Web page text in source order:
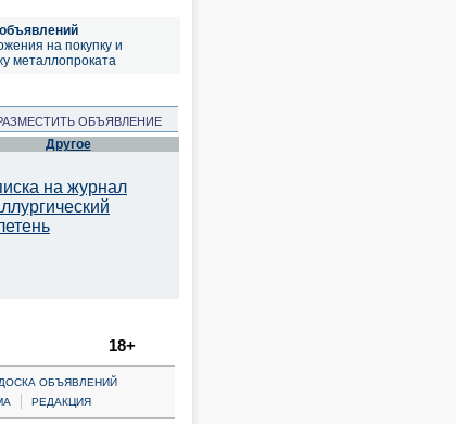
на покупку и
металлопроката
ОБЪЯВЛЕНИЕ
Другое
на журнал
18+
ДОСКА ОБЪЯВЛЕНИЙ
| РЕДАКЦИЯ